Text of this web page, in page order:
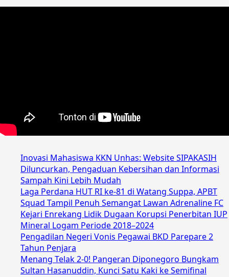
Inovasi Mahasiswa KKN Unhas: Website SIPAKASIH
Diluncurkan, Pengaduan Kebersihan dan Informasi
Sampah Kini Lebih Mudah
Laga Perdana HUT RI ke-81 di Watang Suppa, APBT
Squad Tampil Penuh Semangat Lawan Adrenaline FC
Kejari Enrekang Lidik Dugaan Korupsi Penerbitan IUP
Mineral Logam Periode 2018–2024
Pengadilan Negeri Vonis Pegawai BKD Parepare 2
Tahun Penjara
Menang Telak 2-0! Pangeran Diponegoro Bungkam
Sultan Hasanuddin, Kunci Satu Kaki ke Semifinal